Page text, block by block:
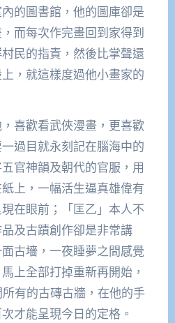
的圖書館，他的圖庫卻是
而每次作完畫回到家得到
民的指責，然後比掌聲還
，就這樣度過他小畫家的
喜歡看武俠漫畫，更喜歡
過目就永刻記在腦海中的
官神韻及朝代的官服，用
上，一幅活生逼真雄偉有
在眼前；「匡乙」本人不
及古蹟創作卻是非常講
古墻，一夜睡夢之間感覺
上全部打掉重新再開始，
有的古磚古牆，在他的手
才能呈現今日的定格。